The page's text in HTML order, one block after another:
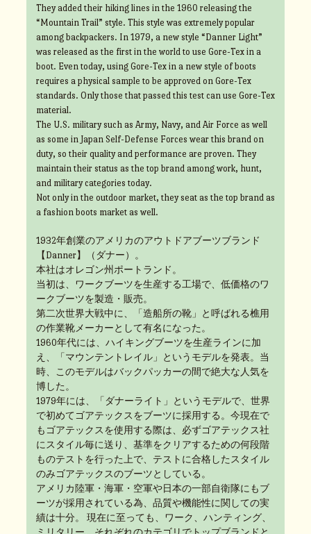
They added their hiking lines in the 1960 releasing the
“Mountain Trail” style. This style was extremely popular
among backpackers. In 1979, a new style “Danner Light”
was released as the first in the world to use Gore-Tex in a
boot. Even today, using Gore-Tex in a new style of boots
requires a physical sample to be approved on Gore-Tex
standards. Only those that passed this test can use Gore-Tex
material.
The U.S. military such as Army, Navy, and Air Force as well
as some in Japan Self-Defense Forces wear this brand on
duty, so their quality and performance are proven. They
maintain their status as the top brand among work, hunt,
and military categories today.
Not only in the outdoor market, they seat as the top brand as
a fashion boots market as well.
1932年創業のアメリカのアウトドアブーツブランド
【Danner】（ダナー）。
本社はオレゴン州ポートランド。
当初は、ワークブーツを生産する工場で、低価格のワ
ークブーツを製造・販売。
第二次世界大戦中に、「造船所の靴」と呼ばれる樵用
の作業靴メーカーとして有名になった。
1960年代には、ハイキングブーツを生産ラインに加
え、「マウンテントレイル」というモデルを発表。当
時、このモデルはバックパッカーの間で絶大な人気を
博した。
1979年には、「ダナーライト」というモデルで、世界
で初めてゴアテックスをブーツに採用する。今現在で
もゴアテックスを使用する際は、必ずゴアテックス社
にスタイル毎に送り、基準をクリアするための何段階
ものテストを行った上で、テストに合格したスタイル
のみゴアテックスのブーツとしている。
アメリカ陸軍・海軍・空軍や日本の一部自衛隊にもブ
ーツが採用されている為、品質や機能性に関しての実
績は十分。 現在に至っても、ワーク、ハンティング、